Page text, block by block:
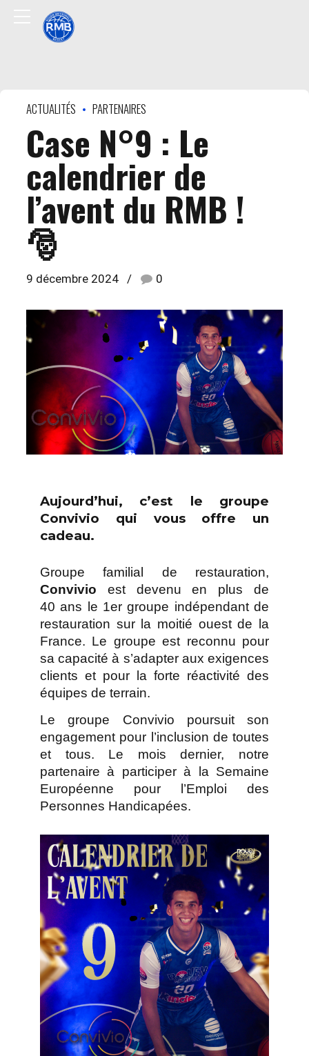
ACTUALITÉS PARTENAIRES
Case N°9 : Le
calendrier de
l’avent du RMB !
🎅
9 décembre 2024 0
Aujourd’hui, c’est le groupe
Convivio qui vous offre un
cadeau.
Groupe familial de restauration,
Convivio est devenu en plus de
40 ans le 1er groupe indépendant de
restauration sur la moitié ouest de la
France. Le groupe est reconnu pour
sa capacité à s’adapter aux exigences
clients et pour la forte réactivité des
équipes de terrain.
Le groupe Convivio poursuit son
engagement pour l’inclusion de toutes
et tous. Le mois dernier, notre
partenaire à participer à la Semaine
Européenne pour l’Emploi des
Personnes Handicapées.